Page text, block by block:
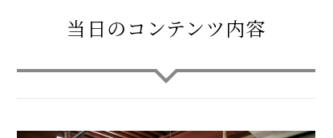
当日のコンテンツ内容